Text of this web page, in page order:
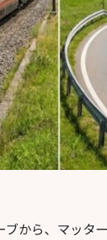
から、マッタ